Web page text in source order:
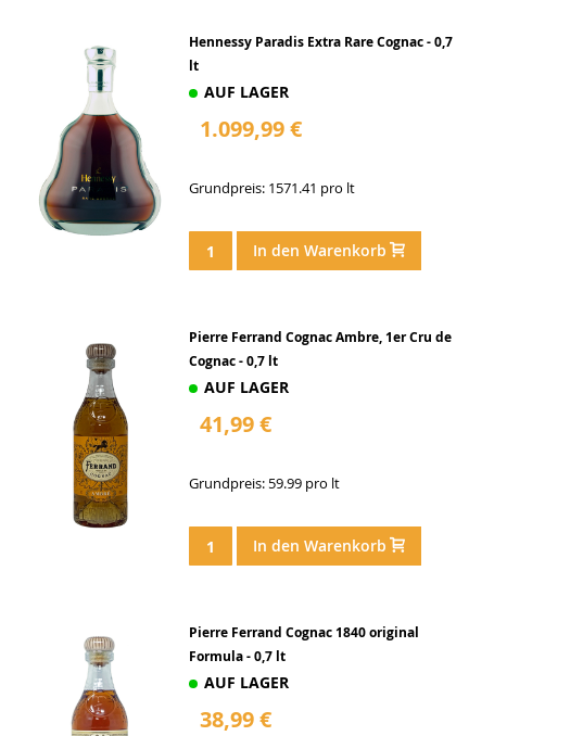
Hennessy Paradis Extra Rare Cognac - 0,7
lt
AUF LAGER
1.099,99 €
Grundpreis: 1571.41 pro lt
In den Warenkorb
Pierre Ferrand Cognac Ambre, 1er Cru de
Cognac - 0,7 lt
AUF LAGER
41,99 €
Grundpreis: 59.99 pro lt
In den Warenkorb
Pierre Ferrand Cognac 1840 original
Formula - 0,7 lt
AUF LAGER
38,99 €